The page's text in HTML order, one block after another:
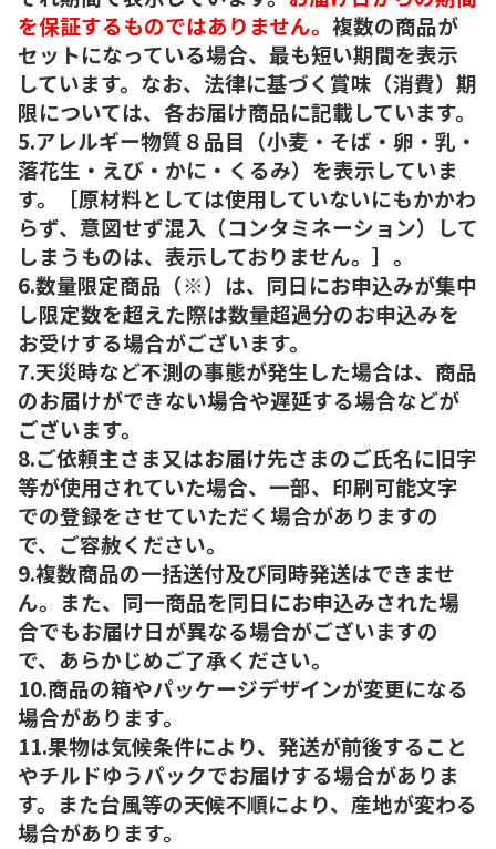
を保証するものではありません。 複数の商品が
セットになっている場合、最も短い期間を表示
しています。なお、法律に基づく賞味（消費）期
限については、各お届け商品に記載しています。
5.アレルギー物質８品目（小麦・そば・卵・乳・
落花生・えび・かに・くるみ）を表示していま
す。［原材料としては使用していないにもかかわ
らず、意図せず混入（コンタミネーション）して
しまうものは、表示しておりません。］。
6.数量限定商品（※）は、同日にお申込みが集中
し限定数を超えた際は数量超過分のお申込みを
お受けする場合がございます。
7.天災時など不測の事態が発生した場合は、商品
のお届けができない場合や遅延する場合などが
ございます。
8.ご依頼主さま又はお届け先さまのご氏名に旧字
等が使用されていた場合、一部、印刷可能文字
での登録をさせていただく場合がありますの
で、ご容赦ください。
9.複数商品の一括送付及び同時発送はできませ
ん。また、同一商品を同日にお申込みされた場
合でもお届け日が異なる場合がございますの
で、あらかじめご了承ください。
10.商品の箱やパッケージデザインが変更になる
場合があります。
11.果物は気候条件により、発送が前後すること
やチルドゆうパックでお届けする場合がありま
す。また台風等の天候不順により、産地が変わる
場合があります。